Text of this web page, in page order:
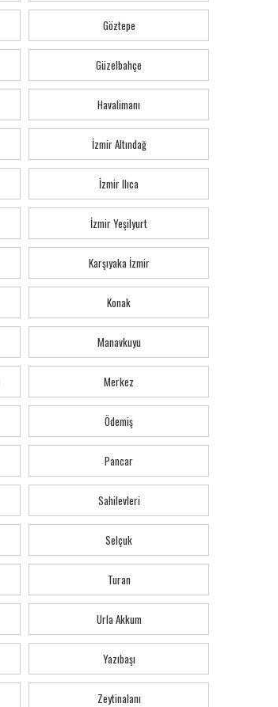
Göztepe
Güzelbahçe
Havalimanı
İzmir Altındağ
İzmir Ilıca
İzmir Yeşilyurt
Karşıyaka İzmir
Konak
Manavkuyu
Merkez
Ödemiş
Pancar
Sahilevleri
Selçuk
Turan
Urla Akkum
Yazıbaşı
Zeytinalanı